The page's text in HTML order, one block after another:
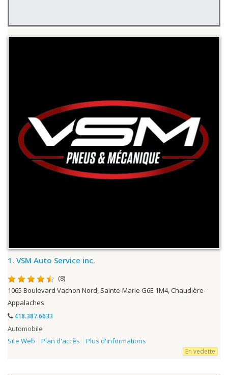
1. VSM Auto Service inc.
(8)
1065 Boulevard Vachon Nord, Sainte-Marie G6E 1M4, Chaudière-
Appalaches
418.387.6633
Automobile
Site Web
Plan d'accès Plus d'informations
En vedette